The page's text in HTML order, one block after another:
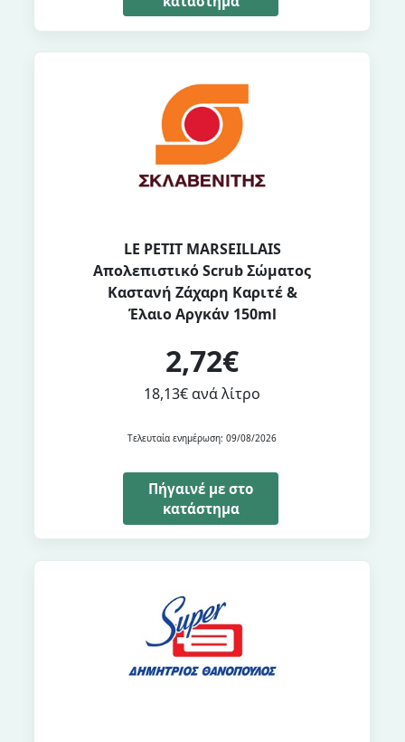
LE PETIT MARSEILLAIS
Απολεπιστικό Scrub Σώματος
Καστανή Ζάχαρη Καριτέ &
Έλαιο Αργκάν 150ml
2,72€
18,13€ ανά λίτρο
Τελευταία ενημέρωση: 09/08/2026
Πήγαινέ με στο
κατάστημα